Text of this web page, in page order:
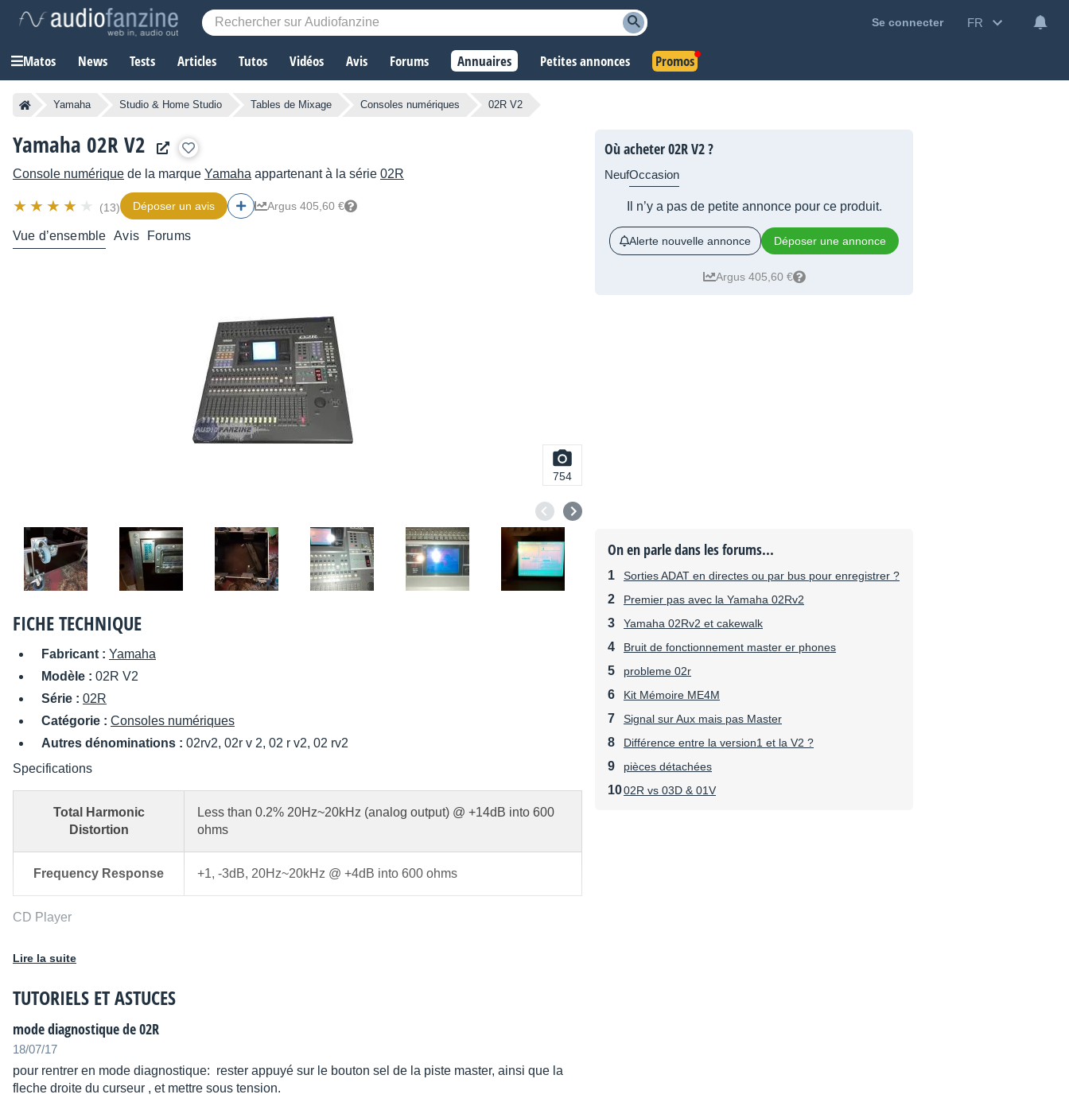
Se connecter FR
Matos News Tests Articles Tutos Vidéos Avis Forums Annuaires Petites annonces Promos
Yamaha Studio & Home Studio Tables de Mixage Consoles numériques 02R V2
Yamaha 02R V2
Console numérique de la marque Yamaha appartenant à la série 02R
(13) Déposer un avis Argus 405,60 €
Vue d’ensemble Avis Forums
754
FICHE TECHNIQUE
Fabricant : Yamaha
Modèle : 02R V2
Série : 02R
Catégorie : Consoles numériques
Autres dénominations : 02rv2, 02r v 2, 02 r v2, 02 rv2
Specifications
Total Harmonic
Distortion
Less than 0.2% 20Hz~20kHz (analog output) @ +14dB into 600
ohms
Frequency Response +1, -3dB, 20Hz~20kHz @ +4dB into 600 ohms
CD Player
Dynamic Range
Specifications
Hum and Noise
Level
Gain=Max, Input Pad=0dB, Input Sensitivity= -60dB
Lire la suite
TUTORIELS ET ASTUCES
mode diagnostique de 02R
18/07/17
pour rentrer en mode diagnostique: rester appuyé sur le bouton sel de la piste master, ainsi que la
fleche droite du curseur , et mettre sous tension.
Où acheter 02R V2 ?
NeufOccasion
Il n’y a pas de petite annonce pour ce produit.
Alerte nouvelle annonce Déposer une annonce
Argus 405,60 €
On en parle dans les forums...
Sorties ADAT en directes ou par bus pour enregistrer ?
Premier pas avec la Yamaha 02Rv2
Yamaha 02Rv2 et cakewalk
Bruit de fonctionnement master er phones
probleme 02r
Kit Mémoire ME4M
Signal sur Aux mais pas Master
Différence entre la version1 et la V2 ?
pièces détachées
02R vs 03D & 01V